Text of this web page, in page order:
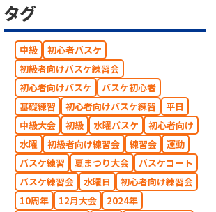
タグ
中級
初心者バスケ
初級者向けバスケ練習会
初心者向けバスケ
バスケ初心者
基礎練習
初心者向けバスケ練習
平日
中級大会
初級 水曜バスケ
初心者向け
水曜
初級者向け練習会 練習会
運動
バスケ練習
夏まつり大会
バスケコート
バスケ練習会
水曜日
初心者向け練習会
10周年
12月大会
2024年